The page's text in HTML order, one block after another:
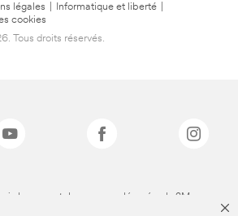
légales Informatique et liberté
cookies
Tous droits réservés.
ci-dessus sont des marques déposées de 3M.